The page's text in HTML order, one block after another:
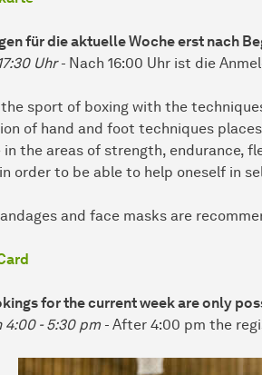
für die aktuelle Woche erst nach
Uhr - Nach 16:00 Uhr ist die
sport of boxing with the
of hand and foot techniques
the areas of strength, endurance,
order to be able to help oneself in
and face masks are
for the current week are only
4:00 - 5:30 pm - After 4:00 pm the